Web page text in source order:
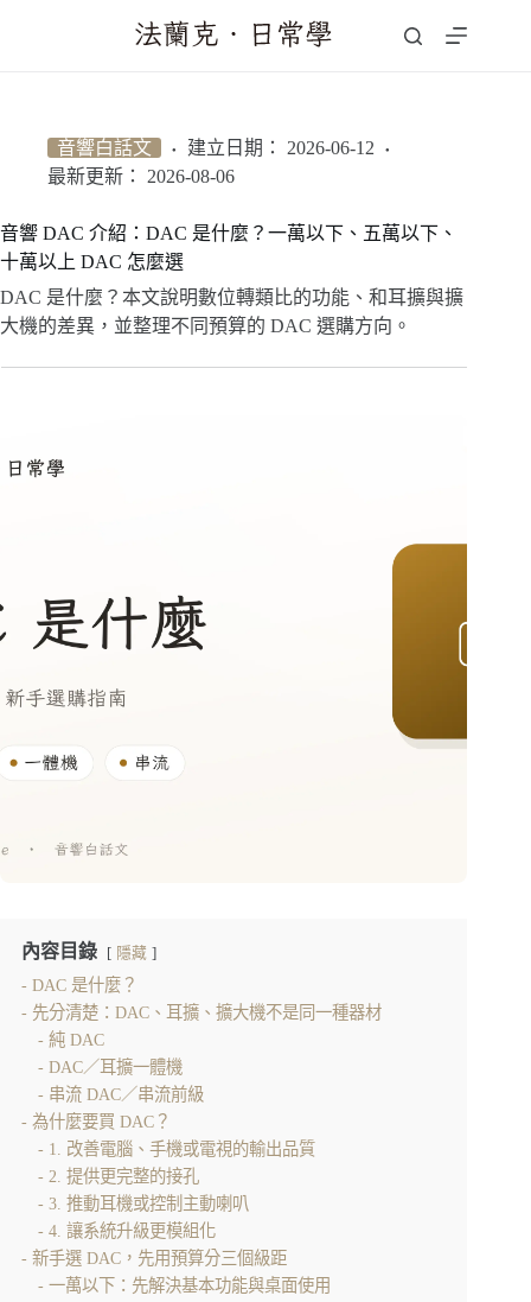
音響白話文 建立日期：
2026-06-12
最新更新：
2026-08-06
音響 DAC 介紹：DAC 是什麼？一萬以下、五萬以下、
十萬以上 DAC 怎麼選
DAC 是什麼？本文說明數位轉類比的功能、和耳擴與擴
大機的差異，並整理不同預算的 DAC 選購方向。
內容目錄 隱藏
DAC 是什麼？
先分清楚：DAC、耳擴、擴大機不是同一種器材
純 DAC
DAC／耳擴一體機
串流 DAC／串流前級
為什麼要買 DAC？
1. 改善電腦、手機或電視的輸出品質
2. 提供更完整的接孔
3. 推動耳機或控制主動喇叭
4. 讓系統升級更模組化
新手選 DAC，先用預算分三個級距
一萬以下：先解決基本功能與桌面使用